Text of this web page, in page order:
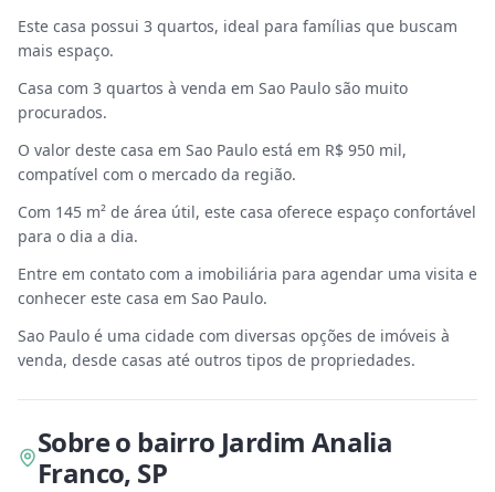
Este casa possui 3 quartos, ideal para famílias que buscam
mais espaço.
Casa com 3 quartos à venda em Sao Paulo são muito
procurados.
O valor deste casa em Sao Paulo está em R$ 950 mil,
compatível com o mercado da região.
Com 145 m² de área útil, este casa oferece espaço confortável
para o dia a dia.
Entre em contato com a imobiliária para agendar uma visita e
conhecer este casa em Sao Paulo.
Sao Paulo é uma cidade com diversas opções de imóveis à
venda, desde casas até outros tipos de propriedades.
Sobreo bairro Jardim Analia
Franco, SP